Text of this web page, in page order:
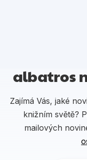
albatros
Zajímá Vás, jaké
knižním světě?
mailových